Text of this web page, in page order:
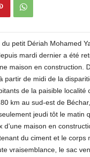
petit Dériah Mohamed
mardi dernier a été
maison en construction.
partir de midi de la
de la paisible localité
km au sud-est de
jeudi tôt le matin
d’une maison en
du ciment et le corps
vraisemblance, le sac